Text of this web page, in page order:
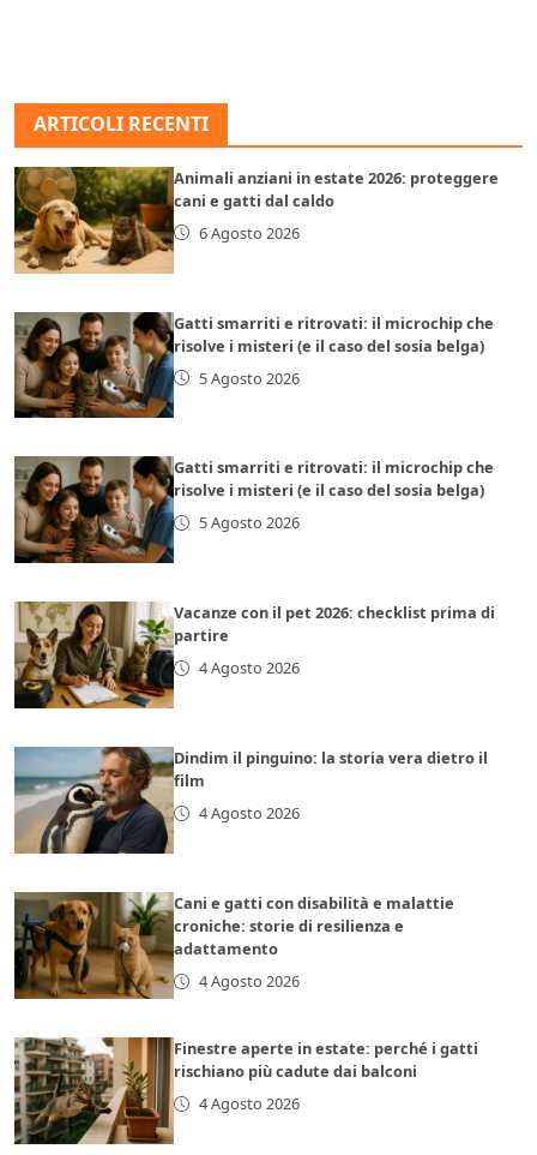
ARTICOLI RECENTI
Animali anziani in estate 2026: proteggere
cani e gatti dal caldo
6 Agosto 2026
Gatti smarriti e ritrovati: il microchip che
risolve i misteri (e il caso del sosia belga)
5 Agosto 2026
Gatti smarriti e ritrovati: il microchip che
risolve i misteri (e il caso del sosia belga)
5 Agosto 2026
Vacanze con il pet 2026: checklist prima di
partire
4 Agosto 2026
Dindim il pinguino: la storia vera dietro il
film
4 Agosto 2026
Cani e gatti con disabilità e malattie
croniche: storie di resilienza e
adattamento
4 Agosto 2026
Finestre aperte in estate: perché i gatti
rischiano più cadute dai balconi
4 Agosto 2026